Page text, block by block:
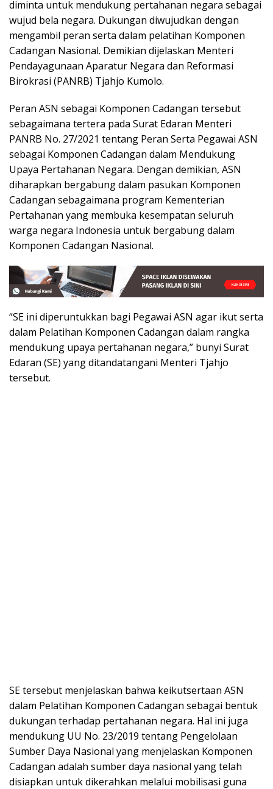
diminta untuk mendukung pertahanan negara sebagai
wujud bela negara. Dukungan diwujudkan dengan
mengambil peran serta dalam pelatihan Komponen
Cadangan Nasional. Demikian dijelaskan Menteri
Pendayagunaan Aparatur Negara dan Reformasi
Birokrasi (PANRB) Tjahjo Kumolo.
Peran ASN sebagai Komponen Cadangan tersebut
sebagaimana tertera pada Surat Edaran Menteri
PANRB No. 27/2021 tentang Peran Serta Pegawai ASN
sebagai Komponen Cadangan dalam Mendukung
Upaya Pertahanan Negara. Dengan demikian, ASN
diharapkan bergabung dalam pasukan Komponen
Cadangan sebagaimana program Kementerian
Pertahanan yang membuka kesempatan seluruh
warga negara Indonesia untuk bergabung dalam
Komponen Cadangan Nasional.
“SE ini diperuntukkan bagi Pegawai ASN agar ikut serta
dalam Pelatihan Komponen Cadangan dalam rangka
mendukung upaya pertahanan negara,” bunyi Surat
Edaran (SE) yang ditandatangani Menteri Tjahjo
tersebut.
SE tersebut menjelaskan bahwa keikutsertaan ASN
dalam Pelatihan Komponen Cadangan sebagai bentuk
dukungan terhadap pertahanan negara. Hal ini juga
mendukung UU No. 23/2019 tentang Pengelolaan
Sumber Daya Nasional yang menjelaskan Komponen
Cadangan adalah sumber daya nasional yang telah
disiapkan untuk dikerahkan melalui mobilisasi guna